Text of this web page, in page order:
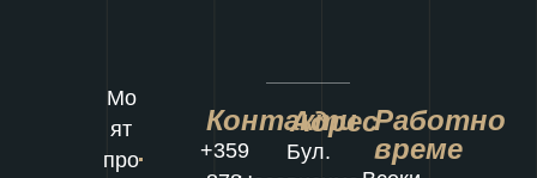
Мо
ят
про
Контакти
+359
Адрес
Бул.
Работно
време